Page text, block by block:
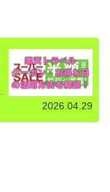
2026.04.29